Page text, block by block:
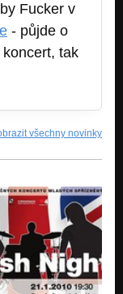
Fucker v
- půjde o
tak
všechny novinky